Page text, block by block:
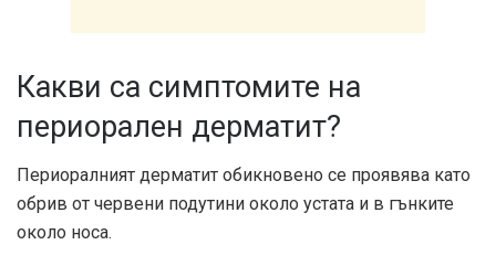
Какви са симптомите на
периорален дерматит?
Периоралният дерматит обикновено се проявява като
обрив от червени подутини около устата и в гънките
около носа.